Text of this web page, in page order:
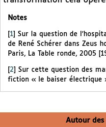
Notes
[1] Sur la question de
de René Schérer dans Zeus
Paris, La Table ronde, 2005
2
Sur cette question des
fiction « le baiser électrique
Autour des